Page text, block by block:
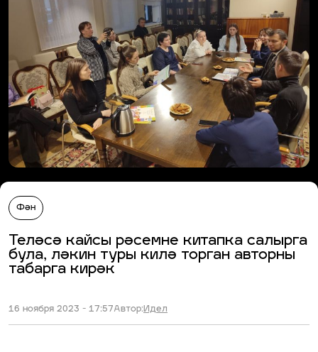
Фән
Теләсә кайсы рәсемне китапка салырга
була, ләкин туры килә торган авторны
табарга кирәк
16 ноября 2023 - 17:57Автор:Идел